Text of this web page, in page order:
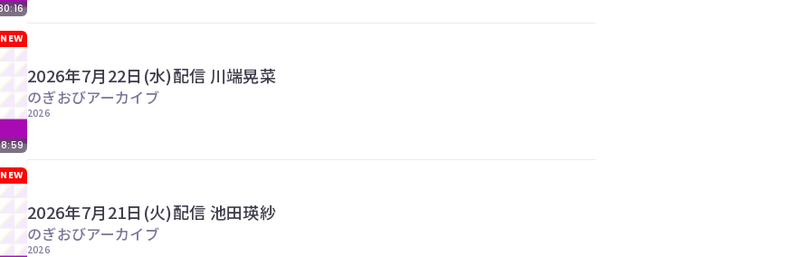
NEW
2026年7月22日(水)配信 川端晃菜
のぎおびアーカイブ
2026
NEW
2026年7月21日(火)配信 池田瑛紗
のぎおびアーカイブ
2026